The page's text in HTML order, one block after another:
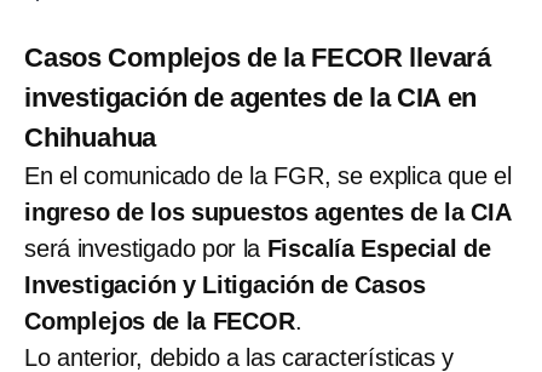
Casos Complejos de la FECOR llevará
investigación de agentes de la CIA en
Chihuahua
En el comunicado de la FGR, se explica que el
ingreso de los supuestos agentes de la CIA
será investigado por la Fiscalía Especial de
Investigación y Litigación de Casos
Complejos de la FECOR.
Lo anterior, debido a las características y